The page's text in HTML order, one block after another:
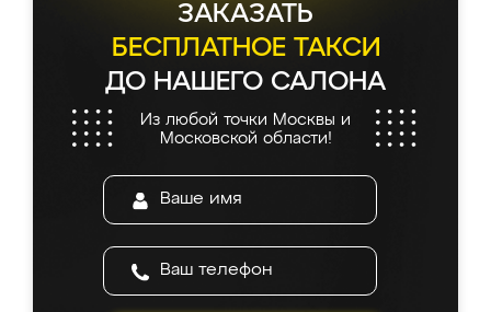
ЗАКАЗАТЬ
БЕСПЛАТНОЕ ТАКСИ
ДО НАШЕГО САЛОНА
Из любой точки Москвы и
Московской области!